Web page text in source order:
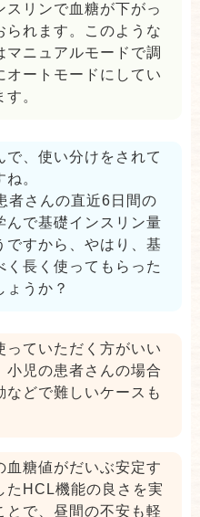
スリンで血糖が下がっ
られます。このような
マニュアルモードで調
オートモードにしてい
。
で、使い分けをされて
。
者さんの直近6日間の
んで基礎インスリン量
ですから、やはり、基
く長く使ってもらった
ょうか？
っていただく方がいい
小児の患者さんの場合
などで難しいケースも
血糖値がだいぶ安定す
たHCL機能の良さを実
とで、昼間の不安も軽